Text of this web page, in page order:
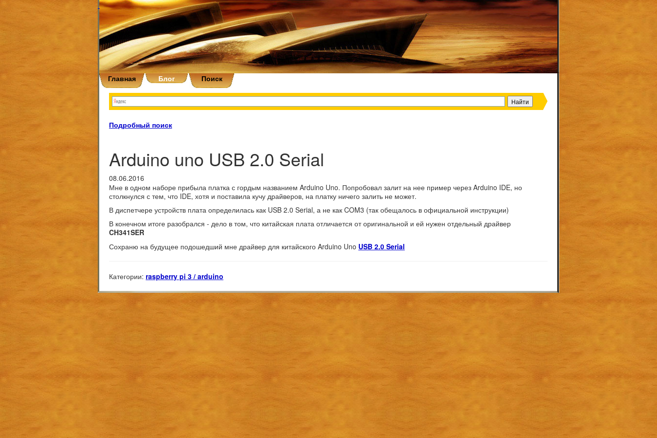
Главная Блог Поиск
Подробный поиск
Arduino uno USB 2.0 Serial
08.06.2016
Мне в одном наборе прибыла платка с гордым названием Arduino Uno. Попробовал залит на нее пример через Arduino IDE, но
столкнулся с тем, что IDE, хотя и поставила кучу драйверов, на платку ничего залить не может.
В диспетчере устройств плата определилась как USB 2.0 Serial, а не как COM3 (так обещалось в официальной инструкции)
В конечном итоге разобрался - дело в том, что китайская плата отличается от оригинальной и ей нужен отдельный драйвер
CH341SER
Сохраню на будущее подошедший мне драйвер для китайского Arduino Uno USB 2.0 Serial
Категории: raspberry pi 3 / arduino